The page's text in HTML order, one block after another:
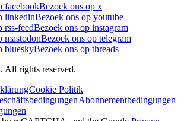
facebookBezoek ons op x
linkedinBezoek ons op youtube
rss-feedBezoek ons op instagram
mastodonBezoek ons op telegram
blueskyBezoek ons op threads
All rights reserved.
Cookie Politik
Abonnementbedingungen